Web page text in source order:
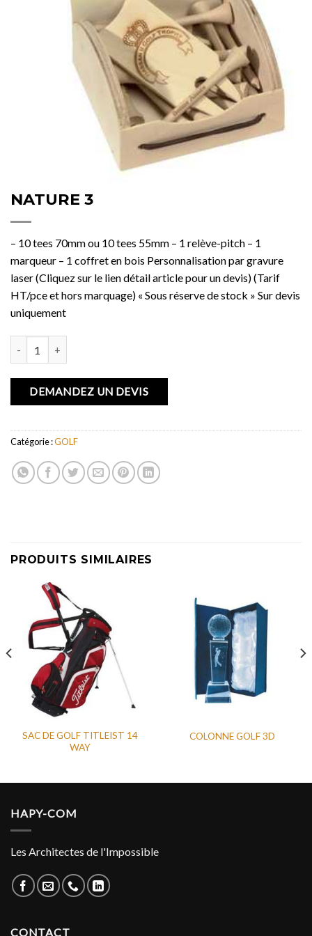
NATURE 3
– 10 tees 70mm ou 10 tees 55mm – 1 relève-pitch – 1
marqueur – 1 coffret en bois Personnalisation par gravure
laser (Cliquez sur le lien détail article pour un devis) (Tarif
HT/pce et hors marquage) « Sous réserve de stock » Sur devis
uniquement
DEMANDEZ UN DEVIS
Catégorie :GOLF
PRODUITS SIMILAIRES
SAC DE GOLF TITLEIST 14
WAY
COLONNE GOLF 3D
HAPY-COM
Les Architectes de l'Impossible
CONTACT